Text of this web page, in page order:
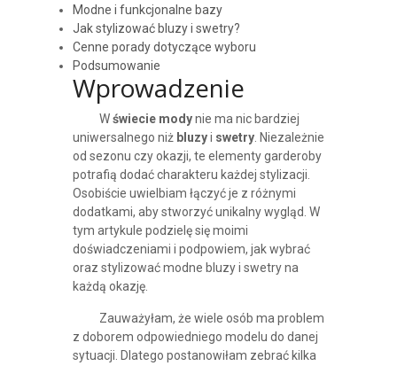
Modne i funkcjonalne bazy
Jak stylizować bluzy i swetry?
Cenne porady dotyczące wyboru
Podsumowanie
Wprowadzenie
Wświecie modynie ma nic bardziej
uniwersalnego niż bluzyi swetry. Niezależnie
od sezonu czy okazji, te elementy garderoby
potrafią dodać charakteru każdej stylizacji.
Osobiście uwielbiam łączyć je z różnymi
dodatkami, aby stworzyć unikalny wygląd. W
tym artykule podzielę się moimi
doświadczeniami i podpowiem, jak wybrać
oraz stylizować modne bluzy i swetry na
każdą okazję.
Zauważyłam, że wiele osób ma problem
z doborem odpowiedniego modelu do danej
sytuacji. Dlatego postanowiłam zebrać kilka